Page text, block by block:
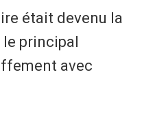
était devenu la
principal
avec